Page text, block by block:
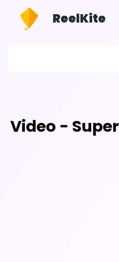
ReelKite
Video -